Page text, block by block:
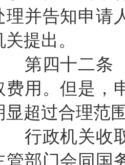
理并告知申请
关提出。
四十二条
费用。但是，
显超过合理范
政机关收取
管部门会同国